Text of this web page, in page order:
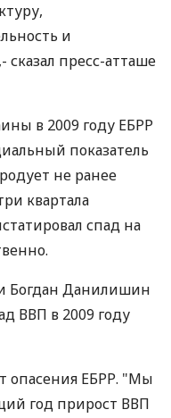
и
сказал пресс-атташе
в 2009 году ЕБРР
показатель
не ранее
квартала
спад на
Богдан Данилишин
ВВП в 2009 году
опасения ЕБРР. "Мы
год прирост ВВП